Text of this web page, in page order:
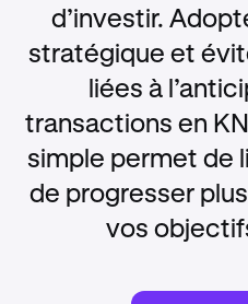
d’investir.
stratégique et
liées à
transactions en
simple permet de
de progresser
vos